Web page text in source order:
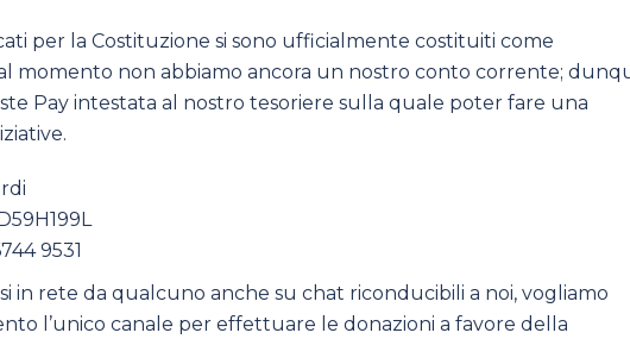
per la Costituzione si sono ufficialmente costituiti come
al momento non abbiamo ancora un nostro conto corrente;
Pay intestata al nostro tesoriere sulla quale poter fare una
9531
in rete da qualcuno anche su chat riconducibili a noi, vogliamo
l’unico canale per effettuare le donazioni a favore della